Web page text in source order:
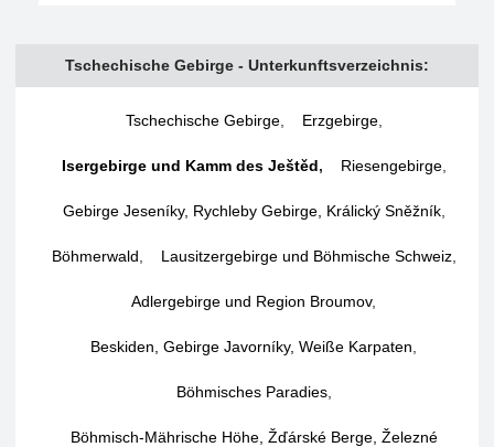
Tschechische Gebirge - Unterkunftsverzeichnis:
Tschechische Gebirge, Erzgebirge,
Isergebirge und Kamm des Ještěd, Riesengebirge,
Gebirge Jeseníky, Rychleby Gebirge, Králický Sněžník,
Böhmerwald Lausitzergebirge und Böhmische Schweiz,
Adlergebirge und Region Broumov,
Beskiden, Gebirge Javorníky, Weiße Karpaten
Böhmisches Paradies,
Böhmisch-Mährische Höhe, Žďárské Berge, Železné